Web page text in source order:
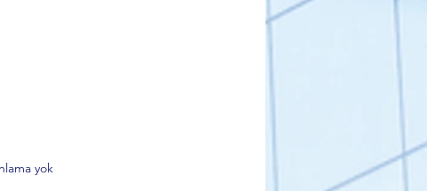
yok